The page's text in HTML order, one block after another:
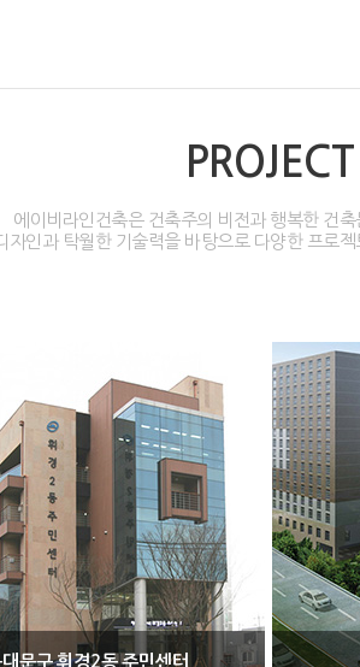
PROJECT
에이비라인건축은 건축주의 비전과 행복한 건
자인과 탁월한 기술력을 바탕으로 다양한 프로
문구 휘경2동 주민센터